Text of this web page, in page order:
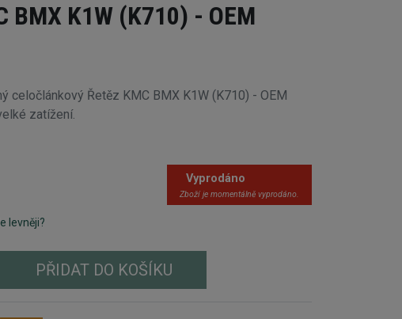
BMX K1W (K710) - OEM
celočlánkový Řetěz KMC BMX K1W (K710) - OEM
zatížení.
Vyprodáno
Zboží je momentálně vyprodáno.
levněji?
PŘIDAT DO KOŠÍKU